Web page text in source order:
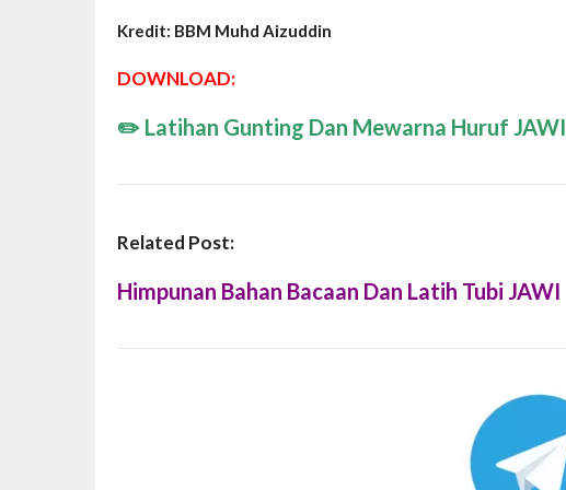
Kredit: BBM Muhd Aizuddin
DOWNLOAD:
✏️ Latihan Gunting Dan Mewarna Huruf JAWI
Related Post:
Himpunan Bahan Bacaan Dan Latih Tubi JAWI